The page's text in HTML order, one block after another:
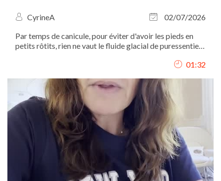
CyrineA
02/07/2026
Par temps de canicule, pour éviter d'avoir les pieds en
petits rôtits, rien ne vaut le fluide glacial de puressentiel.
01:32